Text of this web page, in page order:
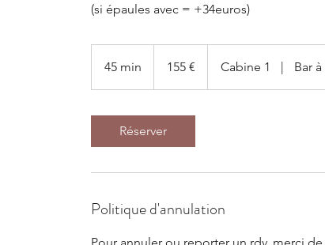
(si épaules avec = +34euros)
45 min
5
155 € Cabine 1 Bar
Réserver
Politique d'annulation